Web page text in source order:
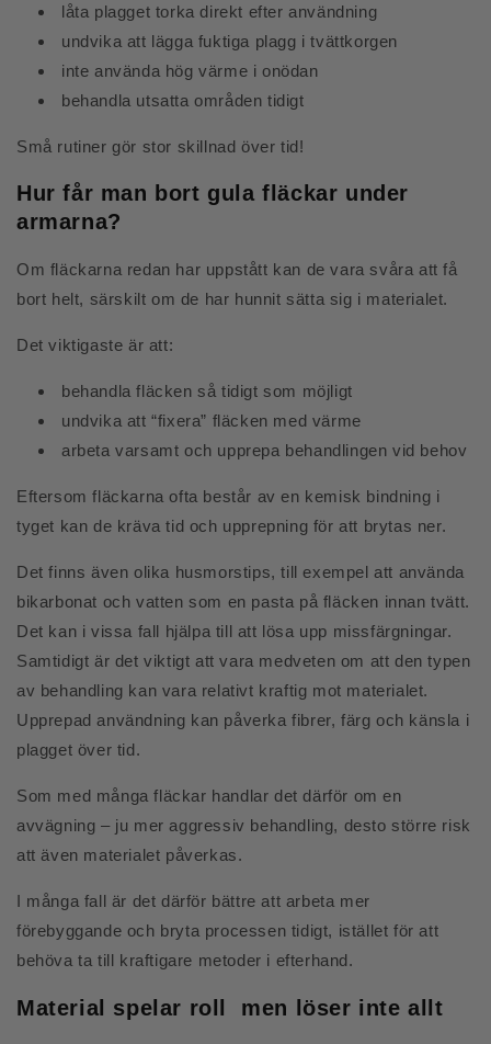
låta plagget torka direkt efter användning
undvika att lägga fuktiga plagg i tvättkorgen
inte använda hög värme i onödan
behandla utsatta områden tidigt
Små rutiner gör stor skillnad över tid!
Hur får man bort gula fläckar under
armarna?
Om fläckarna redan har uppstått kan de vara svåra att få
bort helt, särskilt om de har hunnit sätta sig i materialet.
Det viktigaste är att:
behandla fläcken så tidigt som möjligt
undvika att “fixera” fläcken med värme
arbeta varsamt och upprepa behandlingen vid behov
Eftersom fläckarna ofta består av en kemisk bindning i
tyget kan de kräva tid och upprepning för att brytas ner.
Det finns även olika husmorstips, till exempel att använda
bikarbonat och vatten som en pasta på fläcken innan tvätt.
Det kan i vissa fall hjälpa till att lösa upp missfärgningar.
Samtidigt är det viktigt att vara medveten om att den typen
av behandling kan vara relativt kraftig mot materialet.
Upprepad användning kan påverka fibrer, färg och känsla i
plagget över tid.
Som med många fläckar handlar det därför om en
avvägning – ju mer aggressiv behandling, desto större risk
att även materialet påverkas.
I många fall är det därför bättre att arbeta mer
förebyggande och bryta processen tidigt, istället för att
behöva ta till kraftigare metoder i efterhand.
Material spelar roll men löser inte allt